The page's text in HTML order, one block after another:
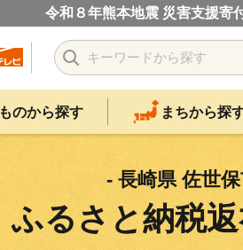
令和８年熊本地震 災害支援寄
ものから探す まちから探
- 長崎県 佐世
ふるさと納税